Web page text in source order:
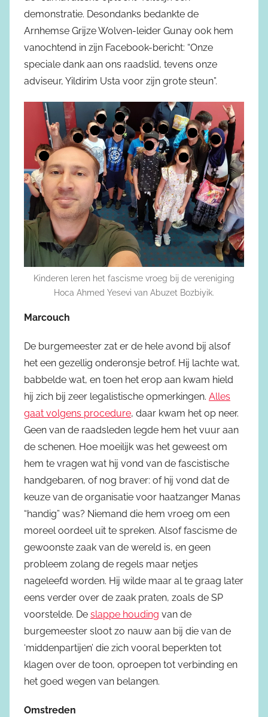
demonstratie. Desondanks bedankte de
Arnhemse Grijze Wolven-leider Gunay ook hem
vanochtend in zijn Facebook-bericht: “Onze
speciale dank aan ons raadslid, tevens onze
adviseur, Yildirim Usta voor zijn grote steun”.
Kinderen leren het fascisme vroeg bij de vereniging
Hoca Ahmed Yesevi van Abuzet Bozbiyik.
Marcouch
De burgemeester zat er de hele avond bij alsof
het een gezellig onderonsje betrof. Hij lachte wat,
babbelde wat, en toen het erop aan kwam hield
hij zich bij zeer legalistische opmerkingen. Alles
gaat volgens procedure, daar kwam het op neer.
Geen van de raadsleden legde hem het vuur aan
de schenen. Hoe moeilijk was het geweest om
hem te vragen wat hij vond van de fascistische
handgebaren, of nog braver: of hij vond dat de
keuze van de organisatie voor haatzanger Manas
“handig” was? Niemand die hem vroeg om een
moreel oordeel uit te spreken. Alsof fascisme de
gewoonste zaak van de wereld is, en geen
probleem zolang de regels maar netjes
nageleefd worden. Hij wilde maar al te graag later
eens verder over de zaak praten, zoals de SP
voorstelde. De slappe houding van de
burgemeester sloot zo nauw aan bij die van de
‘middenpartijen’ die zich vooral beperkten tot
klagen over de toon, oproepen tot verbinding en
het goed wegen van belangen.
Omstreden